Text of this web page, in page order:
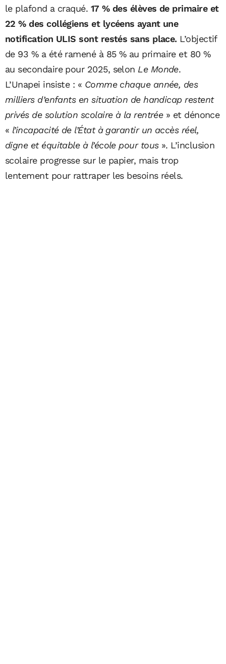
le plafond a craqué. 17 % des élèves de primaire et
22 % des collégiens et lycéens ayant une
notification ULIS sont restés sans place. L’objectif
de 93 % a été ramené à 85 % au primaire et 80 %
au secondaire pour 2025, selon Le Monde.
L’Unapei insiste : « Comme chaque année, des
milliers d’enfants en situation de handicap restent
privés de solution scolaire à la rentrée» et dénonce
« l’incapacité de l’État à garantir un accès réel,
digne et équitable à l’école pour tous». L’inclusion
scolaire progresse sur le papier, mais trop
lentement pour rattraper les besoins réels.